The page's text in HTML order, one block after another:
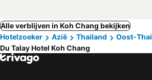
Alle verblijven in Koh Chang bekijken
Hotelzoeker
Azië Thailand Oost-
Du Talay Hotel Koh Chang